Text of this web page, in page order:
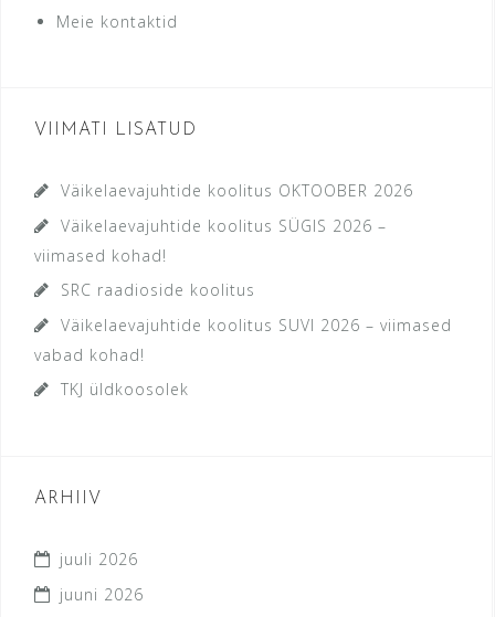
Meie kontaktid
VIIMATI LISATUD
Väikelaevajuhtide koolitus OKTOOBER 2026
Väikelaevajuhtide koolitus SÜGIS 2026 –
viimased kohad!
SRC raadioside koolitus
Väikelaevajuhtide koolitus SUVI 2026 – viimased
vabad kohad!
TKJ üldkoosolek
ARHIIV
juuli 2026
juuni 2026